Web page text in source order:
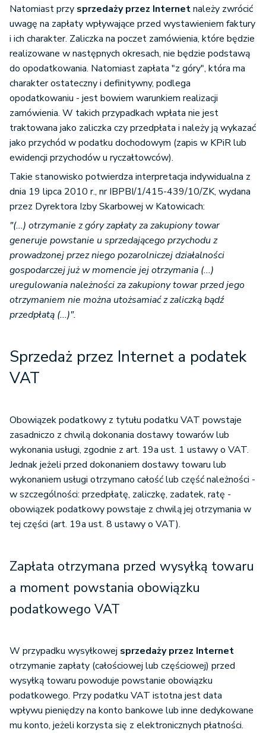
Natomiast przy sprzedaży przez Internetnależy zwrócić
uwagę na zapłaty wpływające przed wystawieniem faktury
i ich charakter. Zaliczka na poczet zamówienia, które będzie
realizowane w następnych okresach, nie będzie podstawą
do opodatkowania. Natomiast zapłata "z góry", która ma
charakter ostateczny i definitywny, podlega
opodatkowaniu - jest bowiem warunkiem realizacji
zamówienia. W takich przypadkach wpłata nie jest
traktowana jako zaliczka czy przedpłata i należy ją wykazać
jako przychód w podatku dochodowym (zapis w KPiR lub
ewidencji przychodów u ryczałtowców).
Takie stanowisko potwierdza interpretacja indywidualna z
dnia 19 lipca 2010 r., nr IBPBI/1/415-439/10/ZK, wydana
przez Dyrektora Izby Skarbowej w Katowicach:
"(...) otrzymanie z góry zapłaty za zakupiony towar
generuje powstanie u sprzedającego przychodu z
prowadzonej przez niego pozarolniczej działalności
gospodarczej już w momencie jej otrzymania (...)
uregulowania należności za zakupiony towar przed jego
otrzymaniem nie można utożsamiać z zaliczką bądź
przedpłatą (...)".
Sprzedaż przez Internet a podatek
VAT
Obowiązek podatkowy z tytułu podatku VAT powstaje
zasadniczo z chwilą dokonania dostawy towarów lub
wykonania usługi, zgodnie z art. 19a ust. 1 ustawy o VAT.
Jednak jeżeli przed dokonaniem dostawy towaru lub
wykonaniem usługi otrzymano całość lub część należności -
w szczególności: przedpłatę, zaliczkę, zadatek, ratę -
obowiązek podatkowy powstaje z chwilą jej otrzymania w
tej części (art. 19a ust. 8 ustawy o VAT).
Zapłata otrzymana przed wysyłką towaru
a moment powstania obowiązku
podatkowego VAT
W przypadku wysyłkowej sprzedaży przez Internet
otrzymanie zapłaty (całościowej lub częściowej) przed
wysyłką towaru powoduje powstanie obowiązku
podatkowego. Przy podatku VAT istotna jest data
wpływu pieniędzy na konto bankowe lub inne dedykowane
mu konto, jeżeli korzysta się z elektronicznych płatności.